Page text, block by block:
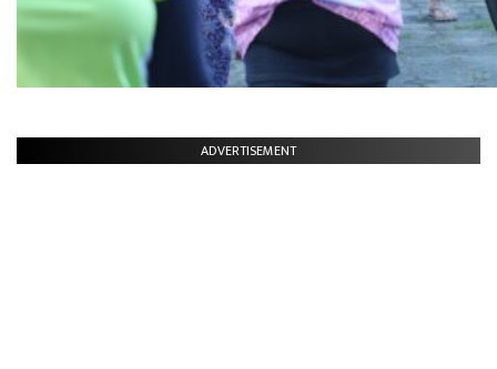
ADVERTISEMENT